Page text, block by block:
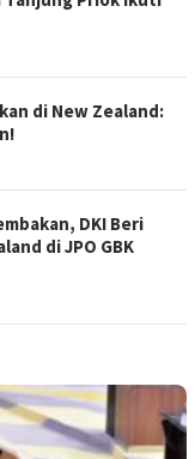
di New Zealand:
DKI Beri
di JPO GBK